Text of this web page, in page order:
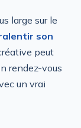
large sur le
son
peut
rendez-vous
un vrai